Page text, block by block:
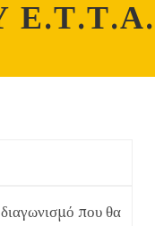
Ε.Τ.Τ.Α.
που θα